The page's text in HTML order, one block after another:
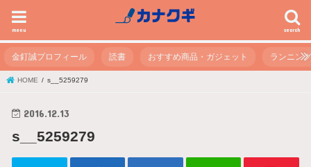
search
menu
金釘誠プロフィール 読書 おすすめ商品・ガジェット ランニング
HOME s__5259279
2016.12.13
s__5259279